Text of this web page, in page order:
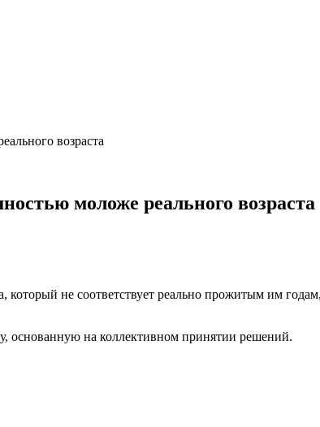
возраста
моложе реального возраста
который не соответствует реально прожитым им
основанную на коллективном принятии решений.